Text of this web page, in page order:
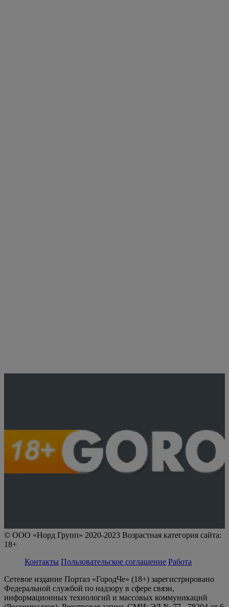
© ООО «Норд Групп» 2020-2023 Возрастная категория сайта:
18+
Контакты Пользовательское соглашение Работа
Сетевое издание Портал «ГородЧе» (18+) зарегистрировано
Федеральной службой по надзору в сфере связи,
информационных технологий и массовых коммуникаций